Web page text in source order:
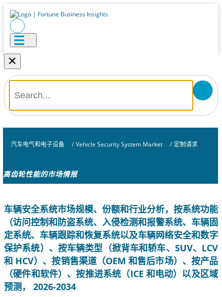
×
汽车电气和电子设备 / Vehicle Security System Market / 定制请求
高齿轮性能的市场情报
车辆安全系统市场规模、份额和行业分析，按系统功能
（访问控制和防盗系统、入侵检测和报警系统、车辆固
定系统、车辆跟踪和恢复系统以及车辆网络安全和数字
保护系统）、按车辆类型（掀背车和轿车、SUV、LCV
和 HCV）、按销售渠道（OEM 和售后市场）、按产品
（硬件和软件）、按推进系统（ICE 和电动）以及区域
预测， 2026-2034